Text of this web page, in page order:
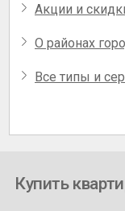
Акции и
О районах
Все типы и
Купить